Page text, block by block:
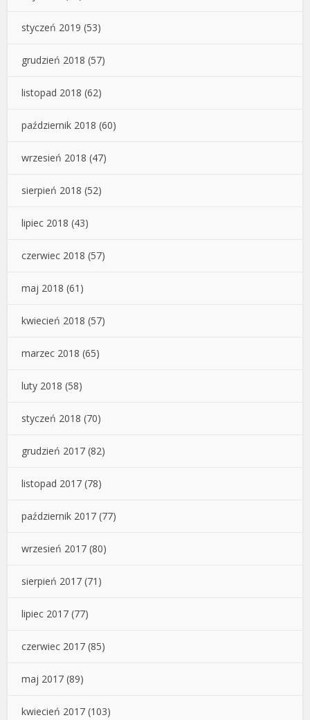
styczeń 2019 (53)
grudzień 2018 (57)
listopad 2018 (62)
październik 2018 (60)
wrzesień 2018 (47)
sierpień 2018 (52)
lipiec 2018 (43)
czerwiec 2018 (57)
maj 2018 (61)
kwiecień 2018 (57)
marzec 2018 (65)
luty 2018 (58)
styczeń 2018 (70)
grudzień 2017 (82)
listopad 2017 (78)
październik 2017 (77)
wrzesień 2017 (80)
sierpień 2017 (71)
lipiec 2017 (77)
czerwiec 2017 (85)
maj 2017 (89)
kwiecień 2017 (103)